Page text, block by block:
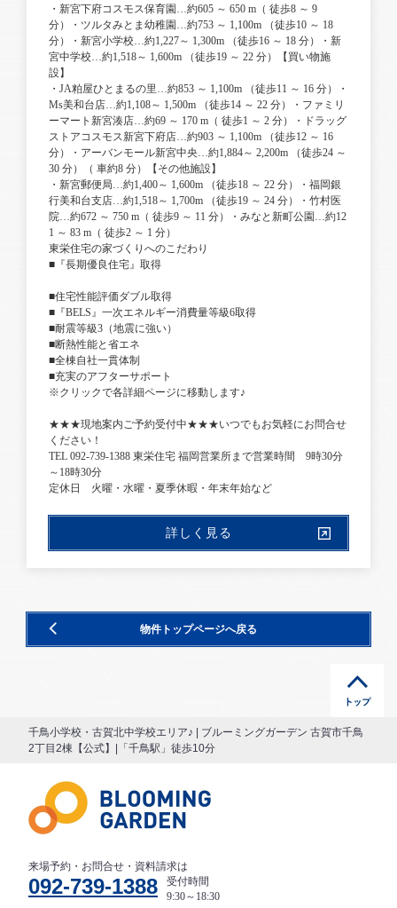
・新宮下府コスモス保育園…約605 ～ 650 m（ 徒歩8 ～ 9
分）・ツルタみとま幼稚園…約753 ～ 1,100m （徒歩10 ～ 18
分）・新宮小学校…約1,227～ 1,300m （徒歩16 ～ 18 分）・新
宮中学校…約1,518～ 1,600m （徒歩19 ～ 22 分）【買い物施
設】
・JA粕屋ひとまるの里…約853 ～ 1,100m （徒歩11 ～ 16 分）・
Ms美和台店…約1,108～ 1,500m （徒歩14 ～ 22 分）・ファミリ
ーマート新宮湊店…約69 ～ 170 m（ 徒歩1 ～ 2 分）・ドラッグ
ストアコスモス新宮下府店…約903 ～ 1,100m （徒歩12 ～ 16
分）・アーバンモール新宮中央…約1,884～ 2,200m （徒歩24 ～
30 分）（ 車約8 分）【その他施設】
・新宮郵便局…約1,400～ 1,600m （徒歩18 ～ 22 分）・福岡銀
行美和台支店…約1,518～ 1,700m （徒歩19 ～ 24 分）・竹村医
院…約672 ～ 750 m（ 徒歩9 ～ 11 分）・みなと新町公園…約12
1 ～ 83 m（ 徒歩2 ～ 1 分）
東栄住宅の家づくりへのこだわり
■『長期優良住宅』取得
■住宅性能評価ダブル取得
■『BELS』一次エネルギー消費量等級6取得
■耐震等級3（地震に強い）
■断熱性能と省エネ
■全棟自社一貫体制
■充実のアフターサポート
※クリックで各詳細ページに移動します♪
★★★現地案内ご予約受付中★★★いつでもお気軽にお問合せ
ください！
TEL 092-739-1388 東栄住宅 福岡営業所まで営業時間 9時30分
～18時30分
詳しく見る
物件トップページへ戻る
千鳥小学校・古賀北中学校エリア♪ | ブルーミングガーデン 古賀市千鳥
2丁目2棟【公式】|「千鳥駅」徒歩10分
来場予約・お問合せ・資料請求は
092-739-1388
受付時間
9:30～18:30